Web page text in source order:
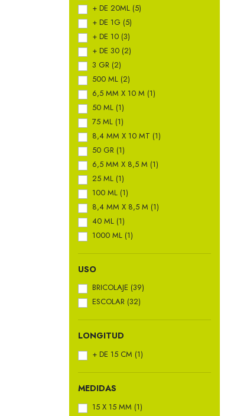
+ DE 20ML (5)
+ DE 1G (5)
+ DE 10 (3)
+ DE 30 (2)
3 GR (2)
500 ML (2)
6,5 MM X 10 M (1)
50 ML (1)
75 ML (1)
8,4 MM X 10 MT (1)
50 GR (1)
6,5 MM X 8,5 M (1)
25 ML (1)
100 ML (1)
8,4 MM X 8,5 M (1)
40 ML (1)
1000 ML (1)
USO
BRICOLAJE (39)
ESCOLAR (32)
LONGITUD
+ DE 15 CM (1)
MEDIDAS
15 X 15 MM (1)